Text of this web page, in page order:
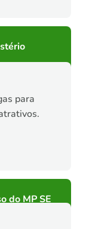
para
do MP SE